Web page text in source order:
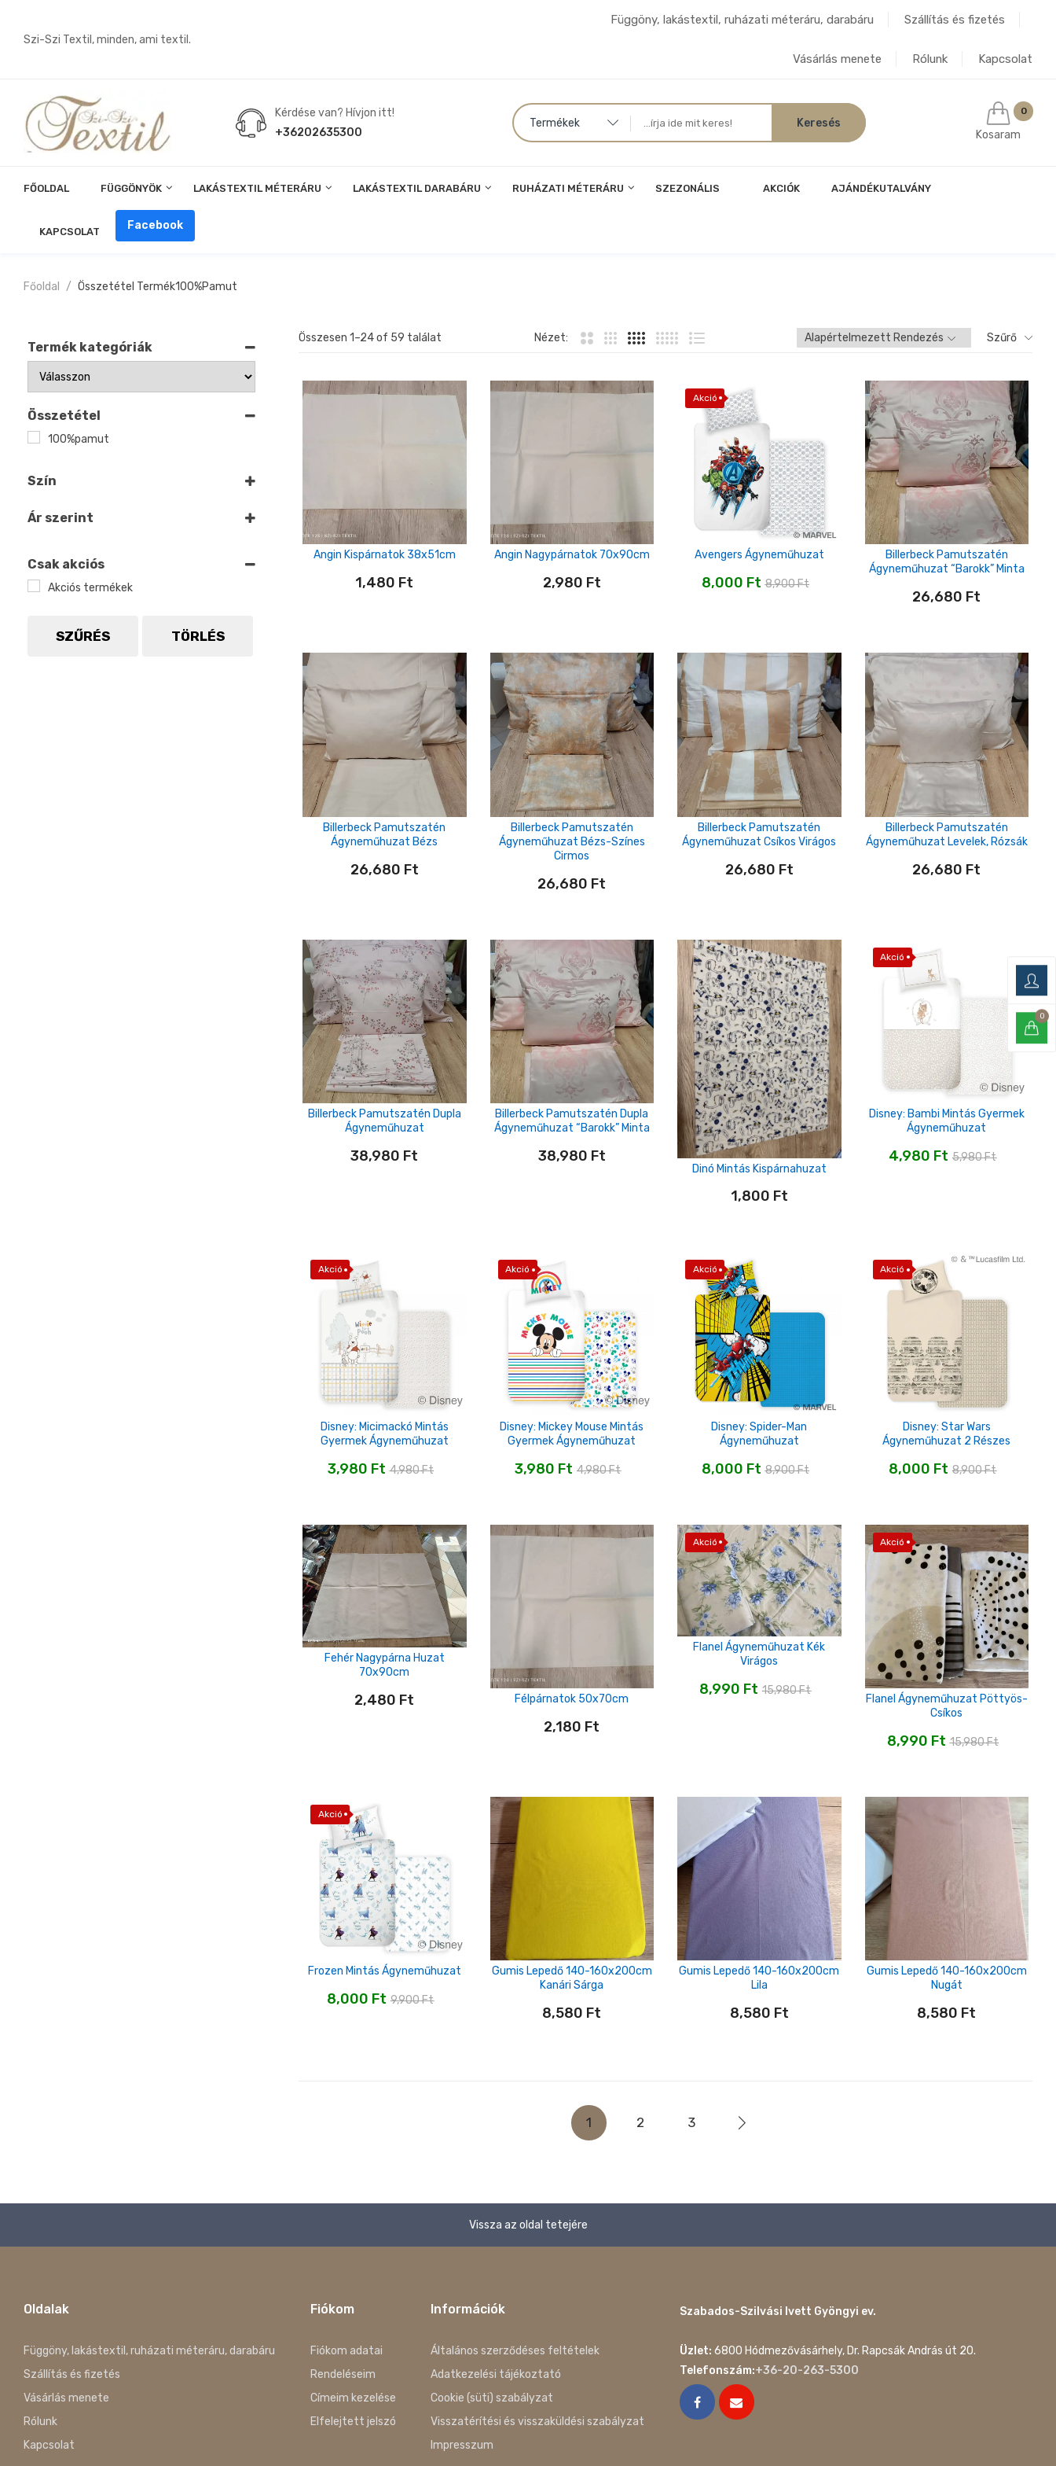
Szi-Szi Textil, minden, ami textil.
Függöny, lakástextil, ruházati méteráru, darabáru Szállítás és fizetés
Vásárlás menete Rólunk Kapcsolat
Kérdése van? Hívjon itt!
+36202635300
Termékek
0
Kosaram
FŐOLDAL FÜGGÖNYÖK LAKÁSTEXTIL MÉTERÁRU LAKÁSTEXTIL DARABÁRU RUHÁZATI MÉTERÁRU SZEZONÁLIS AKCIÓK AJÁNDÉKUTALVÁNY
KAPCSOLAT Facebook
Főoldal Összetétel Termék100%pamut
Összesen 1–24of 59 találat Nézet: Szűrő
Angin Kispárnatok 38x51cm
1,480 Ft
Angin Nagypárnatok 70x90cm
2,980 Ft
Akció
Avengers Ágyneműhuzat
8,900Ft
8,000 Ft
Billerbeck Pamutszatén
Ágyneműhuzat “barokk” Minta
26,680 Ft
Billerbeck Pamutszatén
Ágyneműhuzat Bézs
26,680 Ft
Billerbeck Pamutszatén
Ágyneműhuzat Bézs-Színes
Cirmos
26,680 Ft
Billerbeck Pamutszatén
Ágyneműhuzat Csíkos Virágos
26,680 Ft
Billerbeck Pamutszatén
Ágyneműhuzat Levelek, Rózsák
26,680 Ft
Billerbeck Pamutszatén Dupla
Ágyneműhuzat
38,980 Ft
Billerbeck Pamutszatén Dupla
Ágyneműhuzat “barokk” Minta
38,980 Ft
Dinó Mintás Kispárnahuzat
1,800 Ft
Akció
Disney: Bambi Mintás Gyermek
Ágyneműhuzat
5,980Ft
4,980 Ft
Akció
Disney: Micimackó Mintás
Gyermek Ágyneműhuzat
4,980Ft
3,980 Ft
Akció
Disney: Mickey Mouse Mintás
Gyermek Ágyneműhuzat
4,980Ft
3,980 Ft
Akció
Disney: Spider-Man
Ágyneműhuzat
8,900Ft
8,000 Ft
Akció
Disney: Star Wars
Ágyneműhuzat 2 Részes
8,900Ft
8,000 Ft
Fehér Nagypárna Huzat
70x90cm
2,480 Ft Félpárnatok 50x70cm
2,180 Ft
Akció
Flanel Ágyneműhuzat Kék
Virágos
15,980Ft
8,990 Ft
Akció
Flanel Ágyneműhuzat Pöttyös-
Csíkos
15,980Ft
8,990 Ft
Akció
Frozen Mintás Ágyneműhuzat
9,900Ft
8,000 Ft
Gumis Lepedő 140-160x200cm
Kanári Sárga
8,580 Ft
Gumis Lepedő 140-160x200cm
Lila
8,580 Ft
Gumis Lepedő 140-160x200cm
Nugát
8,580 Ft
1 2 3
Termék kategóriák
Összetétel
100%pamut
Szín
Kék
Szürke
Drapp
Ár szerint
Csak akciós
Akciós termékek
SZŰRÉS TÖRLÉS
Vissza az oldal tetejére
Oldalak
Függöny, lakástextil, ruházati méteráru, darabáru
Szállítás és fizetés
Vásárlás menete
Rólunk
Kapcsolat
Fiókom
Fiókom adatai
Rendeléseim
Címeim kezelése
Elfelejtett jelszó
Információk
Általános szerződéses feltételek
Adatkezelési tájékoztató
Cookie (süti) szabályzat
Visszatérítési és visszaküldési szabályzat
Impresszum
Szabados-Szilvási Ivett Gyöngyi ev.
Üzlet: 6800 Hódmezővásárhely, Dr. Rapcsák András út 20.
Telefonszám:+36-20-263-5300
0